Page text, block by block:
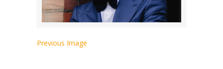
Previous Image